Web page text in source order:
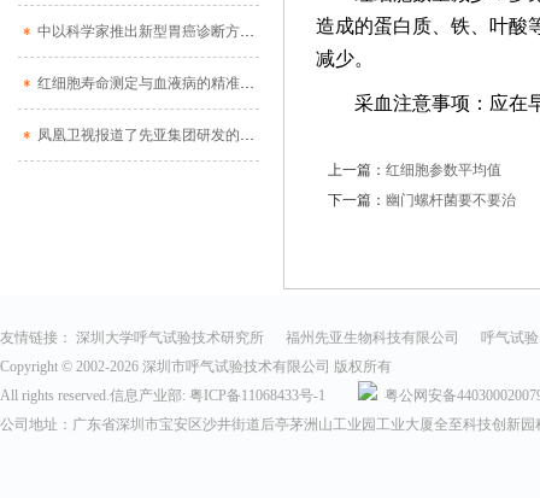
中以科学家推出新型胃癌诊断方法 呼吸测试即可确诊
红细胞寿命测定与血液病的精准诊断
凤凰卫视报道了先亚集团研发的高新科技产品红细胞寿命检测仪
造成的蛋白质、铁、叶酸
减少。
采血注意事项：应在早
上一篇： 红细胞参数平均值
下一篇： 幽门螺杆菌要不要治
友情链接： 深圳大学呼气试验技术研究所 福州先亚生物科技有限公司
呼气试
Copyright © 2002-2026 深圳市呼气试验技术有限公司 版权所有
All rights reserved.信息产业部: 粤ICP备11068433号-1
粤公网安备
公司地址：广东省深圳市宝安区沙井街道后亭茅洲山工业园工业大厦全至科技创新园